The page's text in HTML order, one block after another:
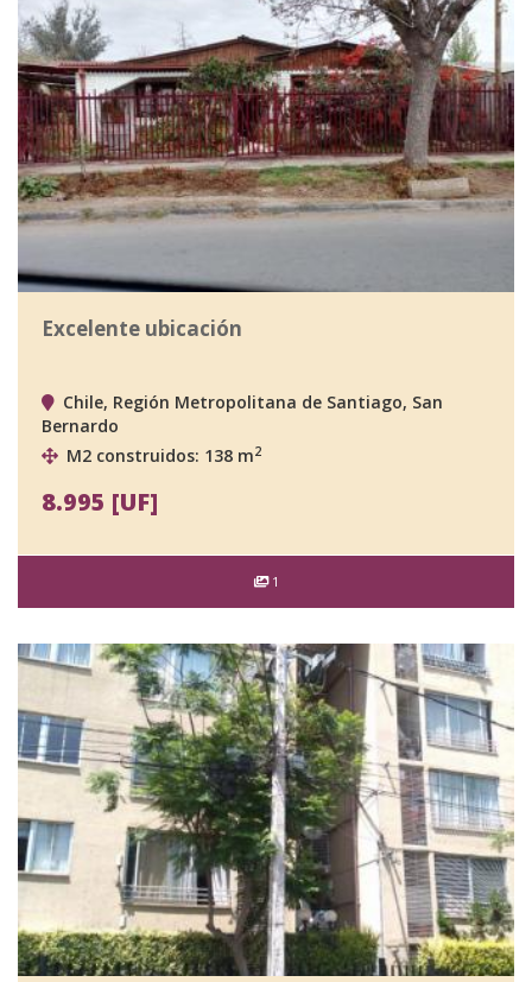
Excelente ubicación
Chile, Región Metropolitana de Santiago, San
Bernardo
M2 construidos: 138 m2
8.995 [UF]
1